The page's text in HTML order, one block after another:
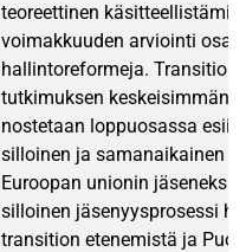
teoreettinen
voimakkuuden arviointi
hallintoreformeja. Transition
tutkimuksen keskeisimmän
nostetaan loppuosassa esiin
silloinen ja samanaikainen
Euroopan unionin jäseneksi.
silloinen jäsenyysprosessi
transition etenemistä ja